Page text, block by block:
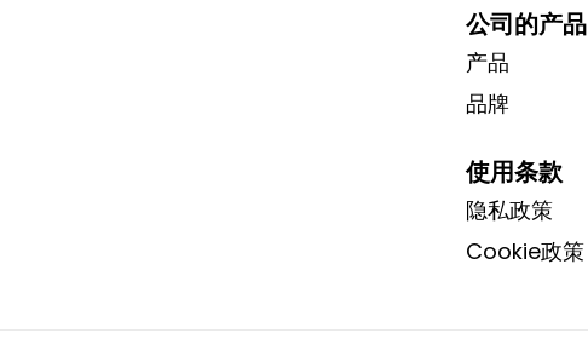
公司的产品
产品
品牌
使用条款
隐私政策
Cookie政策